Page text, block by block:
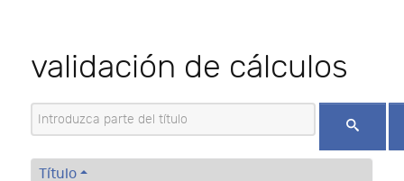
validación de cálculos
Introduzca parte del título
Título